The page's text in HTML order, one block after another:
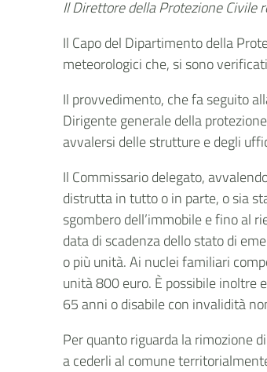
Il Direttore della Protezione Civile
Il Capo del Dipartimento della
meteorologici che, si sono
Il provvedimento, che fa seguito
Dirigente generale della
avvalersi delle strutture e degli
Il Commissario delegato,
distrutta in tutto o in parte, o sia
sgombero dell’immobile e fino al
data di scadenza dello stato di
o più unità. Ai nuclei familiari
unità 800 euro. È possibile inoltre
65 anni o disabile con invalidità
Per quanto riguarda la rimozione
a cederli al comune